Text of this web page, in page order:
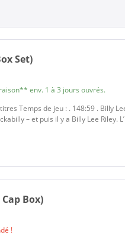
Set)
env. 1 à 3 jours ouvrés.
Temps de jeu : . 148:59 . Billy
– et puis il y a Billy Lee Riley.
Box)
!